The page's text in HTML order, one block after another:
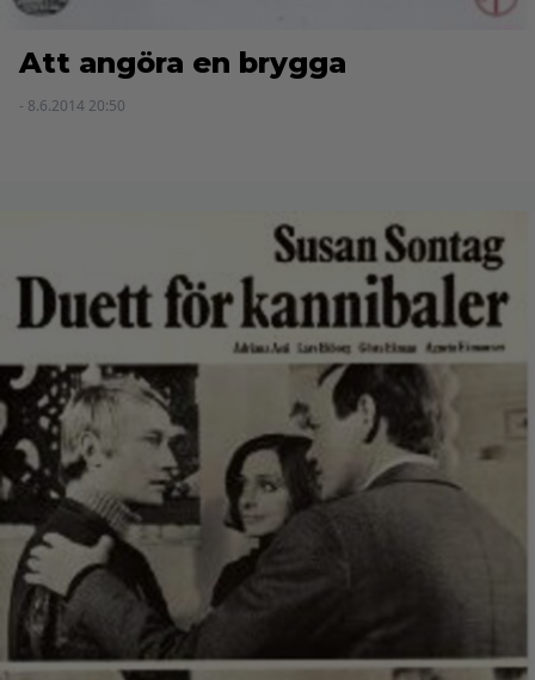
Att angöra en brygga
- 8.6.2014 20:50